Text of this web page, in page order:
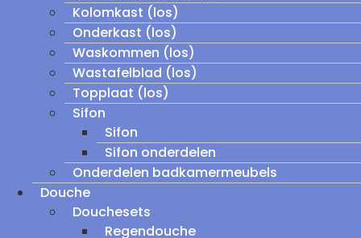
Kolomkast (los)
Onderkast (los)
Waskommen (los)
Wastafelblad (los)
Topplaat (los)
Sifon
Sifon
Sifon onderdelen
Onderdelen badkamermeubels
Douche
Douchesets
Regendouche